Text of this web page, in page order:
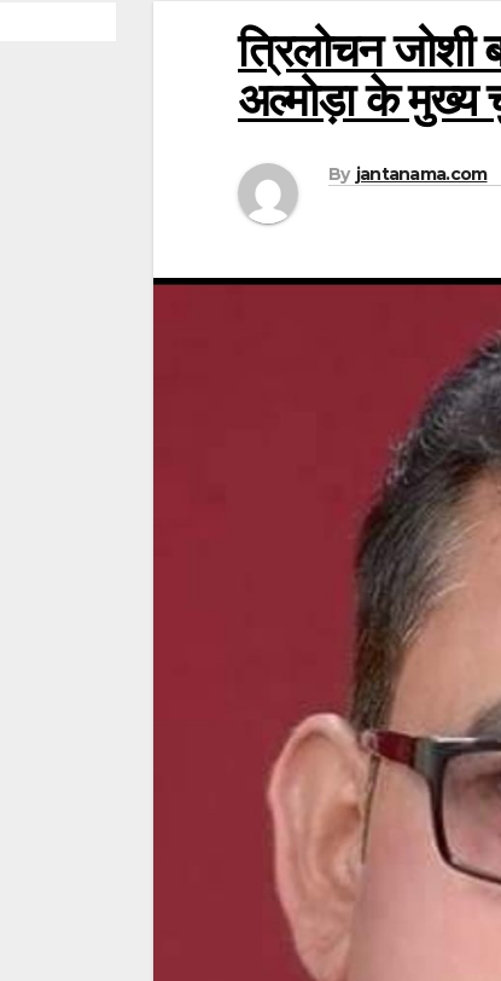
त्रिलोचन जोशी
अल्मोड़ा के मुख्य
By jantanama.com